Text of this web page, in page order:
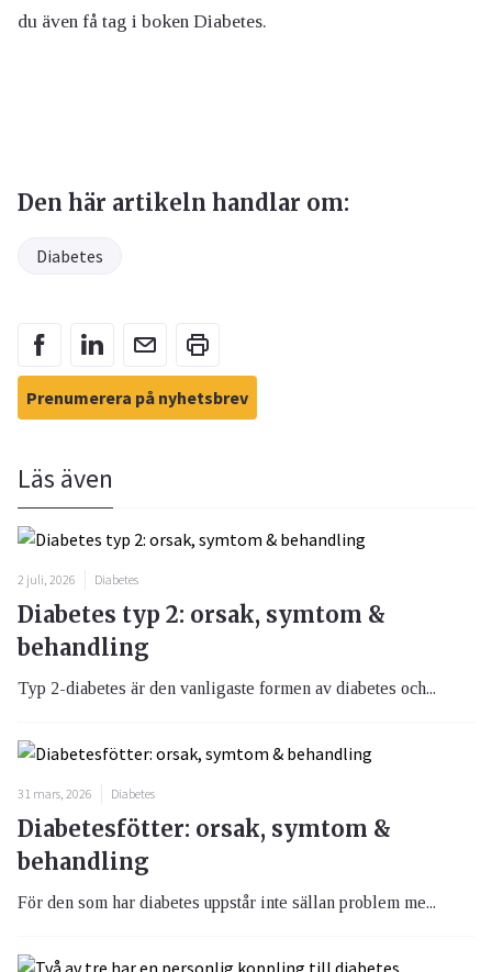
du även få tag i boken Diabetes.
Den här artikeln handlar om:
Diabetes
Prenumerera på nyhetsbrev
Läs även
2 juli, 2026 Diabetes
Diabetes typ 2: orsak, symtom &
behandling
Typ 2-diabetes är den vanligaste formen av diabetes och...
31 mars, 2026 Diabetes
Diabetesfötter: orsak, symtom &
behandling
För den som har diabetes uppstår inte sällan problem me...